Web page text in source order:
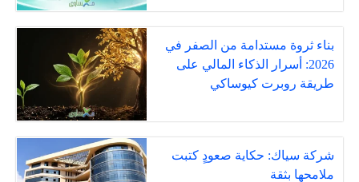
بناء ثروة مستدامة من الصفر في
2026: أسرار الذكاء المالي على
طريقة روبرت كيوساكي
شركة سياك: حكاية صعودٍ كتبت
ملامحها بثقة